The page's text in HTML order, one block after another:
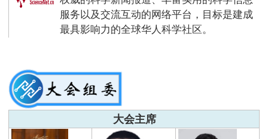
服务以及交流互动的网络平台，目标是建成
最具影响力的全球华人科学社区。
大会主席